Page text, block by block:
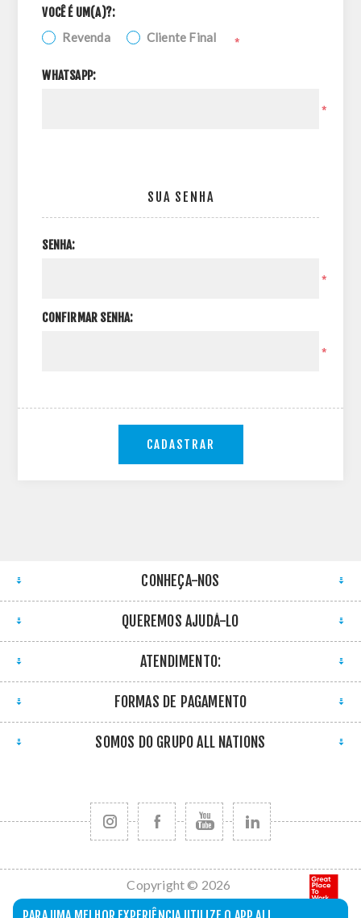
VOCÊ É UM(A)?:
Revenda Cliente Final *
WHATSAPP:
*
SUA SENHA
SENHA:
*
CONFIRMAR SENHA:
*
CADASTRAR
CONHEÇA-NOS
QUEREMOS AJUDÁ-LO
ATENDIMENTO:
FORMAS DE PAGAMENTO
SOMOS DO GRUPO ALL NATIONS
Copyright © 2026
All Nations. Todos